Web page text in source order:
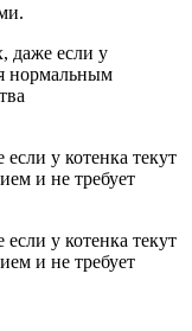
даже если у
нормальным
у котенка текут
и не требует
у котенка текут
и не требует